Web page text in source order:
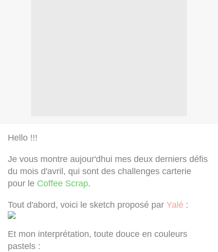
Hello !!!
Je vous montre aujour'dhui mes deux derniers défis
du mois d'avril, qui sont des challenges carterie
pour le Coffee Scrap.
Tout d'abord, voici le sketch proposé par Yalé :
Et mon interprétation, toute douce en couleurs
pastels :